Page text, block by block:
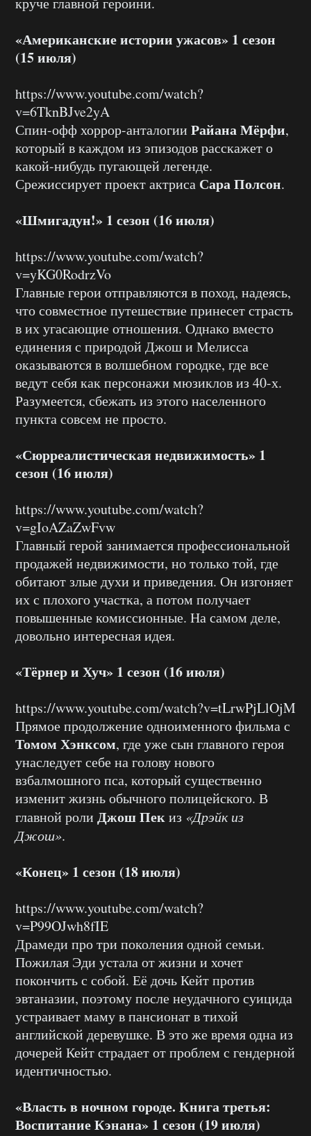
«Американские истории ужасов» 1 сезон
(15 июля)
https://www.youtube.com/watch?
v=6TknBJve2yA
Спин-офф хоррор-анталогии Райана Мёрфи,
который в каждом из эпизодов расскажет о
какой-нибудь пугающей легенде.
Срежиссирует проект актриса Сара Полсон.
«Шмигадун!» 1 сезон (16 июля)
https://www.youtube.com/watch?
v=yKG0RodrzVo
Главные герои отправляются в поход, надеясь,
что совместное путешествие принесет страсть
в их угасающие отношения. Однако вместо
единения с природой Джош и Мелисса
оказываются в волшебном городке, где все
ведут себя как персонажи мюзиклов из 40-х.
Разумеется, сбежать из этого населенного
пункта совсем не просто.
«Сюрреалистическая недвижимость» 1
сезон (16 июля)
https://www.youtube.com/watch?
v=gIoAZaZwFvw
Главный герой занимается профессиональной
продажей недвижимости, но только той, где
обитают злые духи и приведения. Он изгоняет
их с плохого участка, а потом получает
повышенные комиссионные. На самом деле,
довольно интересная идея.
«Тёрнер и Хуч» 1 сезон (16 июля)
https://www.youtube.com/watch?v=tLrwPjLlOjM
Прямое продолжение одноименного фильма с
Томом Хэнксом, где уже сын главного героя
унаследует себе на голову нового
взбалмошного пса, который существенно
изменит жизнь обычного полицейского. В
главной роли Джош Пекиз «Дрэйк из
Джош».
«Конец» 1 сезон (18 июля)
https://www.youtube.com/watch?
v=P99OJwh8fIE
Драмеди про три поколения одной семьи.
Пожилая Эди устала от жизни и хочет
покончить с собой. Её дочь Кейт против
эвтаназии, поэтому после неудачного суицида
устраивает маму в пансионат в тихой
английской деревушке. В это же время одна из
дочерей Кейт страдает от проблем с гендерной
идентичностью.
«Власть в ночном городе. Книга третья:
Воспитание Кэнана» 1 сезон (19 июля)